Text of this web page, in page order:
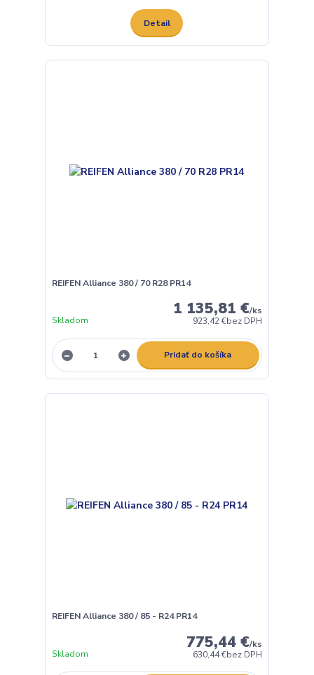
Detail
REIFEN Alliance 380 / 70 R28 PR14
1 135,81 €/ks
923,42 €bez DPH
Skladom
Pridať do košíka
REIFEN Alliance 380 / 85 - R24 PR14
775,44 €/ks
630,44 €bez DPH
Skladom